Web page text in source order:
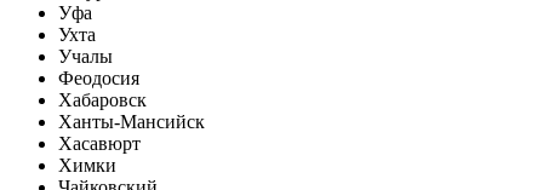
Уфа
Ухта
Учалы
Феодосия
Хабаровск
Ханты-Мансийск
Хасавюрт
Химки